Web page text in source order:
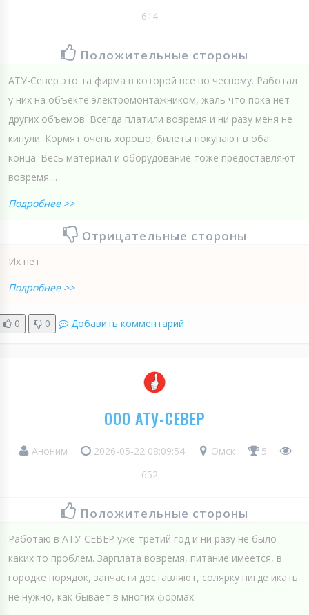
614
Положительные стороны
АТУ-Север это та фирма в которой все по чесному. Работал
у них на объекте электромонтажником, жаль что пока нет
других объемов. Всегда платили вовремя и ни разу меня не
кинули. Кормят очень хорошо, билеты покупают в оба
конца. Весь материал и оборудование тоже предоставляют
вовремя....
Подробнее >>
Отрицательные стороны
Их нет
Подробнее >>
0 0 Добавить комментарий
ООО АТУ-СЕВЕР
Аноним 2026-05-22 08:09:54 Омск
5
652
Положительные стороны
Работаю в АТУ-СЕВЕР уже третий год и ни разу не было
каких то проблем. Зарплата вовремя, питание имеется, в
городке порядок, запчасти доставляют, солярку нигде икать
не нужно, как бывает в многих формах.